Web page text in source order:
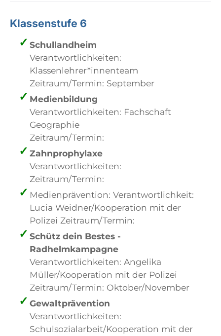
Klassenstufe 6
Schullandheim
Verantwortlichkeiten:
Klassenlehrer*innenteam
Zeitraum/Termin: September
Medienbildung
Verantwortlichkeiten: Fachschaft
Geographie
Zeitraum/Termin:
Zahnprophylaxe
Verantwortlichkeiten:
Zeitraum/Termin:
Medienprävention: Verantwortlichkeit:
Lucia Weidner/Kooperation mit der
Polizei Zeitraum/Termin:
Schütz dein Bestes -
Radhelmkampagne
Verantwortlichkeiten: Angelika
Müller/Kooperation mit der Polizei
Zeitraum/Termin: Oktober/November
Gewaltprävention
Verantwortlichkeiten:
Schulsozialarbeit/Kooperation mit der